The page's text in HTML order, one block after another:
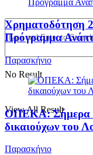
No Result
View All Result
Χρηματοδότηση
Πρόγραμμα
Παρασκήνιο
ΟΠΕΚΑ: Σήμερα
δικαιούχων του
Παρασκήνιο